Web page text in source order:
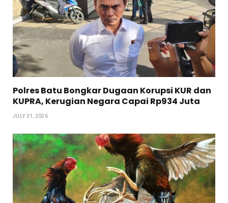
Polres Batu Bongkar Dugaan Korupsi KUR dan
KUPRA, Kerugian Negara Capai Rp934 Juta
JULY 31, 2026